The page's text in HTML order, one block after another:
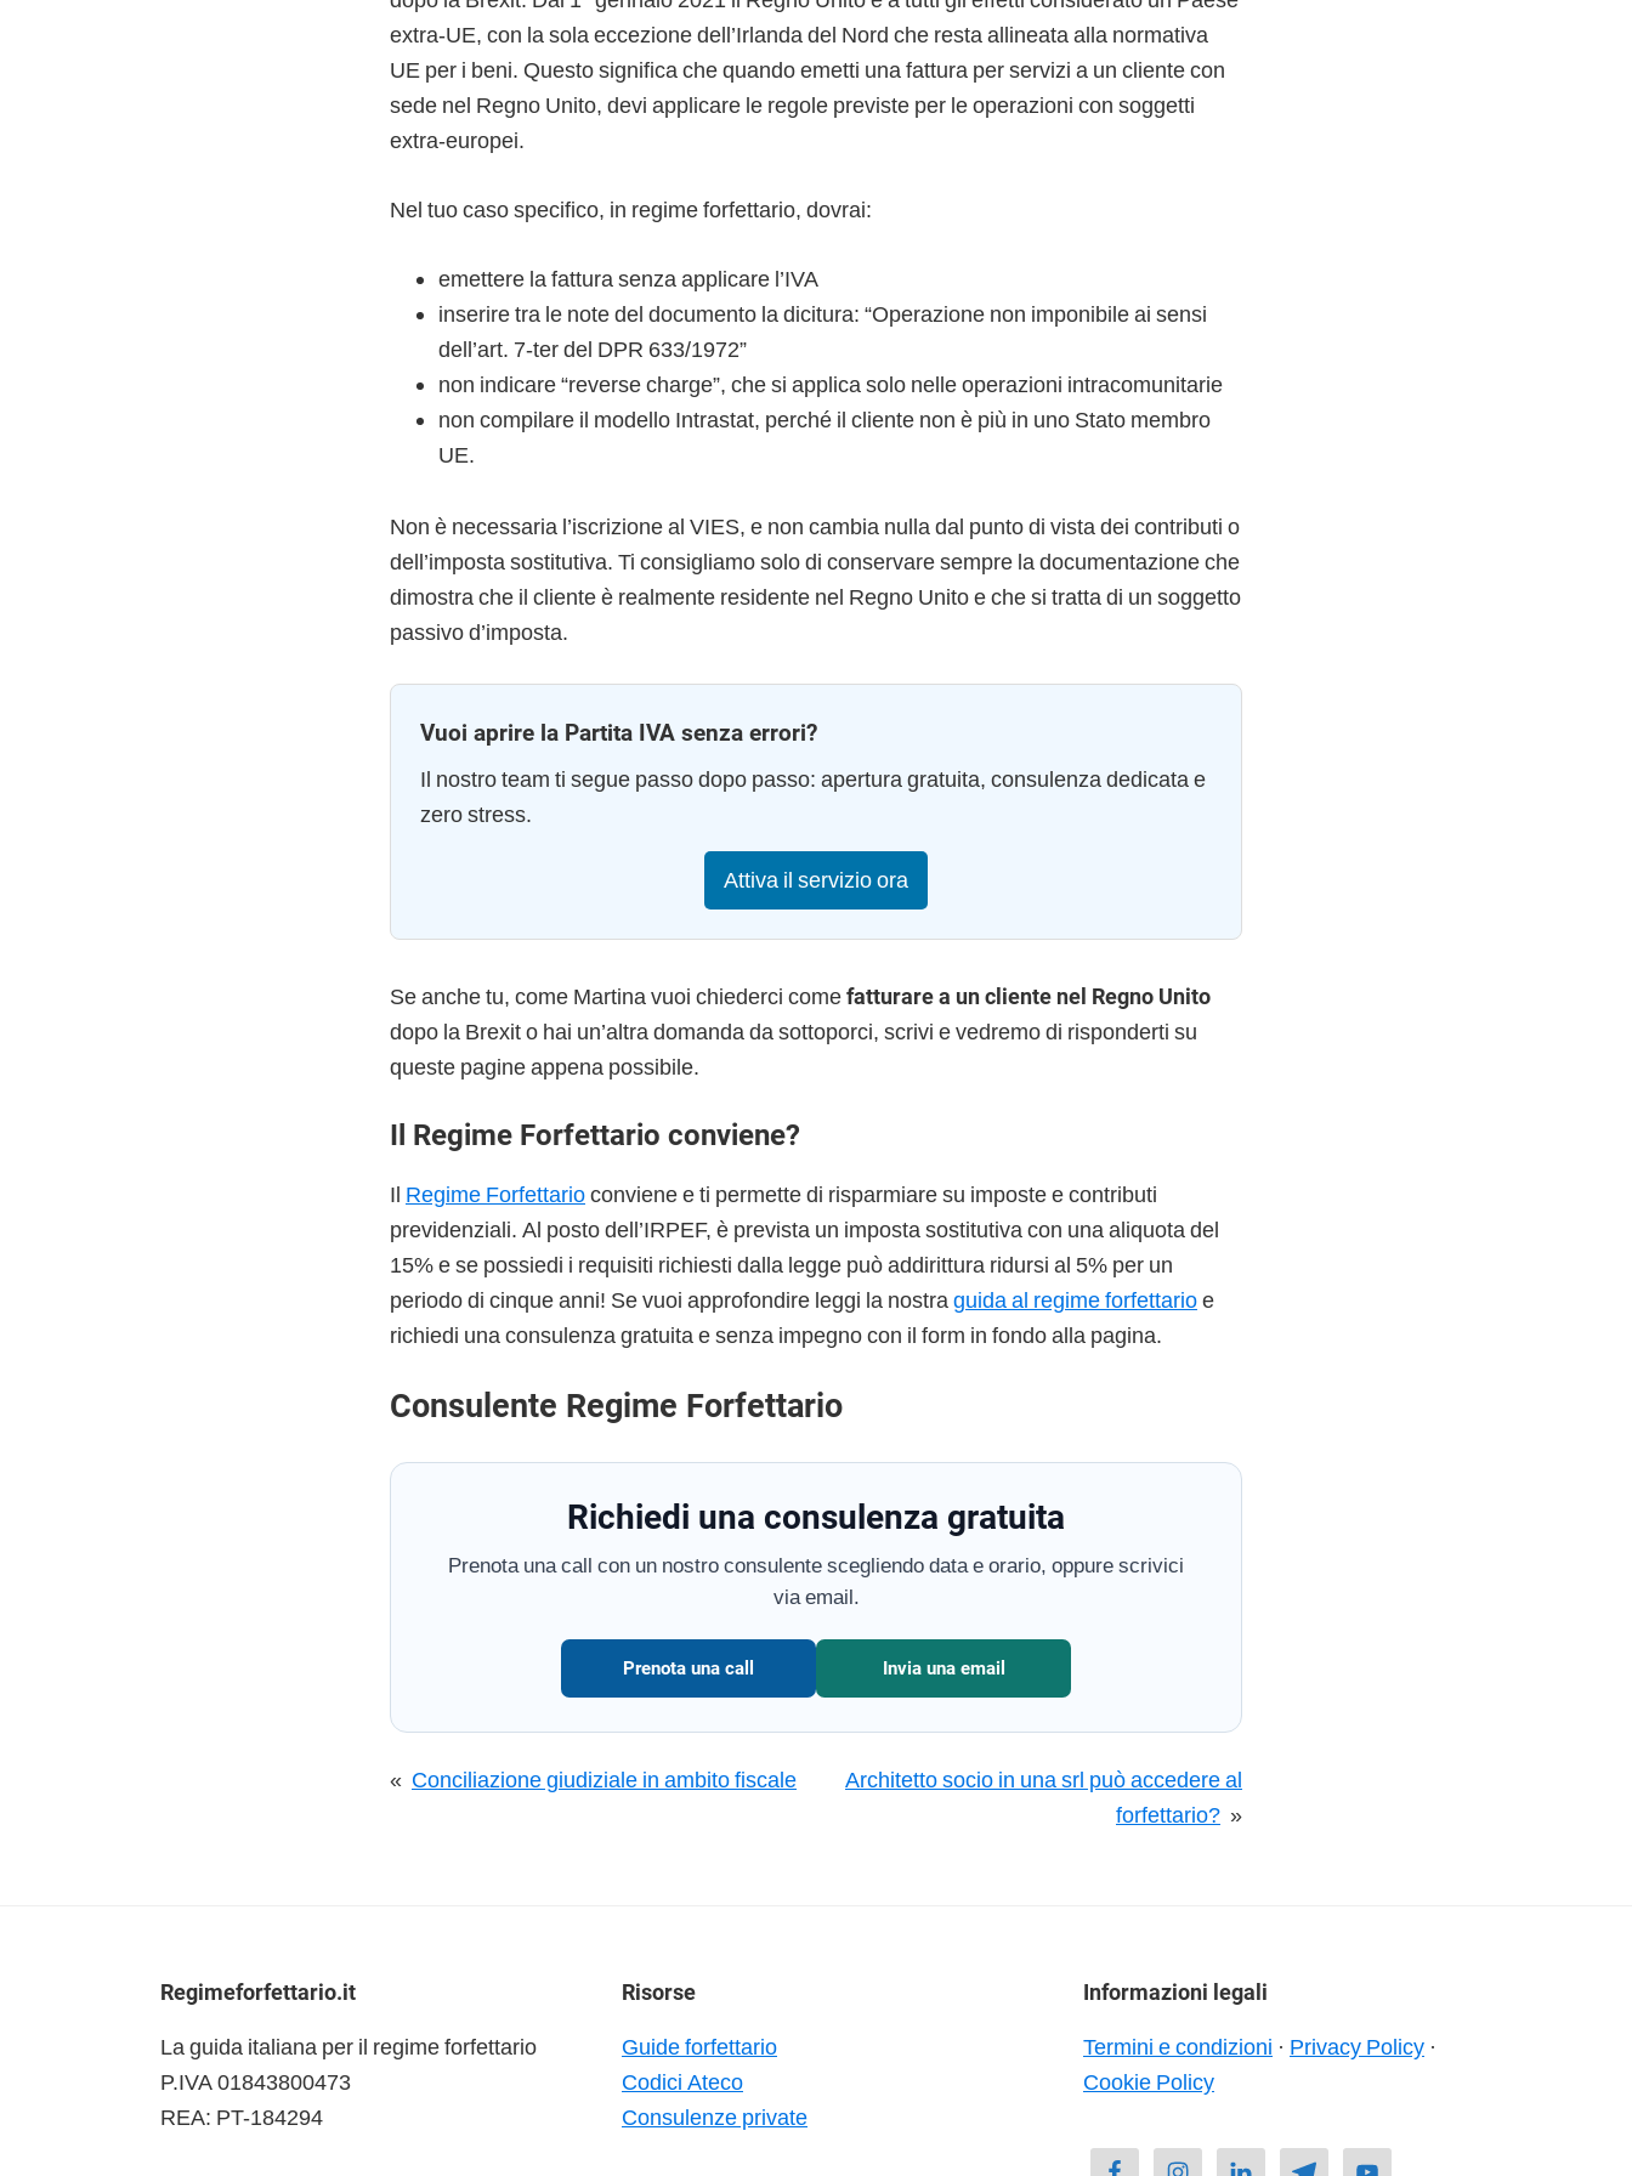
extra-UE, con la sola eccezione dell’Irlanda del Nord che resta allineata alla normativa
UE per i beni. Questo significa che quando emetti una fattura per servizi a un cliente con
sede nel Regno Unito, devi applicare le regole previste per le operazioni con soggetti
extra-europei.
Nel tuo caso specifico, in regime forfettario, dovrai:
emettere la fattura senza applicare l’IVA
inserire tra le note del documento la dicitura: “Operazione non imponibile ai sensi
dell’art. 7-ter del DPR 633/1972”
non indicare “reverse charge”, che si applica solo nelle operazioni intracomunitarie
non compilare il modello Intrastat, perché il cliente non è più in uno Stato membro
UE.
Non è necessaria l’iscrizione al VIES, e non cambia nulla dal punto di vista dei contributi o
dell’imposta sostitutiva. Ti consigliamo solo di conservare sempre la documentazione che
dimostra che il cliente è realmente residente nel Regno Unito e che si tratta di un soggetto
passivo d’imposta.
Vuoi aprire la Partita IVA senza errori?
Il nostro team ti segue passo dopo passo: apertura gratuita, consulenza dedicata e
zero stress.
Attiva il servizio ora
Se anche tu, come Martina vuoi chiederci comefatturare a un cliente nel Regno Unito
dopo la Brexito hai un’altra domanda da sottoporci, scrivi e vedremo di risponderti su
queste pagine appena possibile.
Il Regime Forfettario conviene?
Il Regime Forfettarioconviene e ti permette di risparmiare su imposte e contributi
previdenziali. Al posto dell’IRPEF, è prevista un imposta sostitutiva con una aliquota del
15% e se possiedi i requisiti richiesti dalla legge può addirittura ridursi al 5% per un
periodo di cinque anni! Se vuoi approfondire leggi la nostra guida al regime forfettarioe
richiedi una consulenza gratuita e senza impegno con il form in fondo alla pagina.
Consulente Regime Forfettario
Richiedi una consulenza gratuita
Prenota una call con un nostro consulente scegliendo data e orario, oppure scrivici
via email.
Prenota una call Invia una email
« Conciliazione giudiziale in ambito fiscale
Architetto socio in una srl può accedere al
forfettario? »
Regimeforfettario.it
La guida italiana per il regime forfettario
P.IVA 01843800473
REA: PT-184294
Risorse
Guide forfettario
Codici Ateco
Consulenze private
Informazioni legali
Termini e condizioni · Privacy Policy ·
Cookie Policy